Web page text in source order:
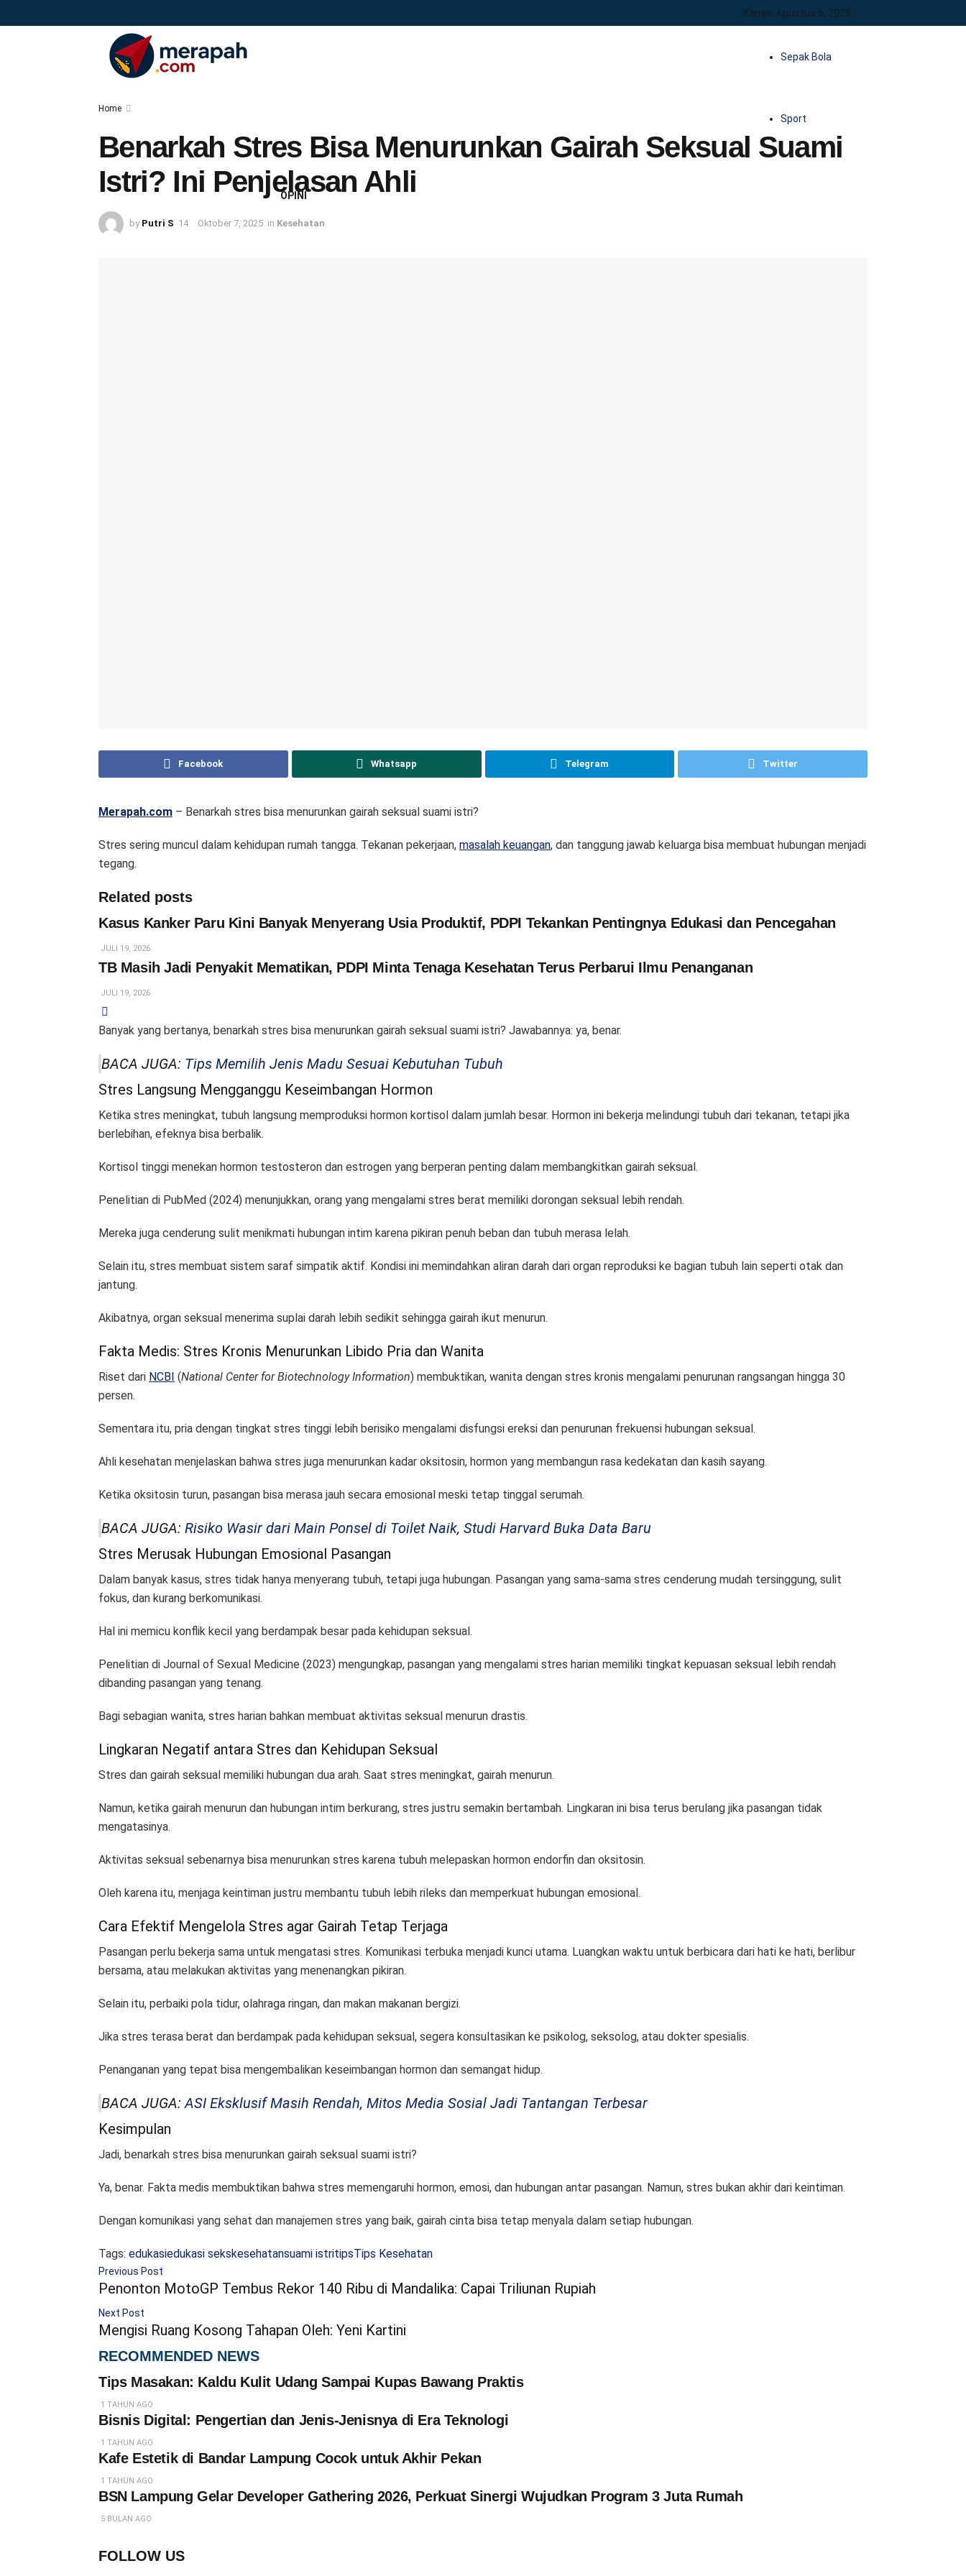
Kamis, Agustus 6, 2026
Sepak Bola
Sport
OPINI
Home
Benarkah Stres Bisa Menurunkan Gairah Seksual Suami
Istri? Ini Penjelasan Ahli
by Putri S Oktober 7, 2025 in Kesehatan
Facebook Whatsapp Telegram Twitter
Merapah.com – Benarkah stres bisa menurunkan gairah seksual suami istri?
Stres sering muncul dalam kehidupan rumah tangga. Tekanan pekerjaan, masalah keuangan, dan tanggung jawab keluarga bisa membuat hubungan menjadi
tegang.
Related posts
Kasus Kanker Paru Kini Banyak Menyerang Usia Produktif, PDPI Tekankan Pentingnya Edukasi dan Pencegahan
JULI 19, 2026
TB Masih Jadi Penyakit Mematikan, PDPI Minta Tenaga Kesehatan Terus Perbarui Ilmu Penanganan
JULI 19, 2026
Banyak yang bertanya, benarkah stres bisa menurunkan gairah seksual suami istri? Jawabannya: ya, benar.
BACA JUGA: Tips Memilih Jenis Madu Sesuai Kebutuhan Tubuh
Stres Langsung Mengganggu Keseimbangan Hormon
Ketika stres meningkat, tubuh langsung memproduksi hormon kortisol dalam jumlah besar. Hormon ini bekerja melindungi tubuh dari tekanan, tetapi jika
berlebihan, efeknya bisa berbalik.
Kortisol tinggi menekan hormon testosteron dan estrogen yang berperan penting dalam membangkitkan gairah seksual.
Penelitian di PubMed (2024) menunjukkan, orang yang mengalami stres berat memiliki dorongan seksual lebih rendah.
Mereka juga cenderung sulit menikmati hubungan intim karena pikiran penuh beban dan tubuh merasa lelah.
Selain itu, stres membuat sistem saraf simpatik aktif. Kondisi ini memindahkan aliran darah dari organ reproduksi ke bagian tubuh lain seperti otak dan
jantung.
Akibatnya, organ seksual menerima suplai darah lebih sedikit sehingga gairah ikut menurun.
Fakta Medis: Stres Kronis Menurunkan Libido Pria dan Wanita
Riset dari NCBI (National Center for Biotechnology Information) membuktikan, wanita dengan stres kronis mengalami penurunan rangsangan hingga 30
persen.
Sementara itu, pria dengan tingkat stres tinggi lebih berisiko mengalami disfungsi ereksi dan penurunan frekuensi hubungan seksual.
Ahli kesehatan menjelaskan bahwa stres juga menurunkan kadar oksitosin, hormon yang membangun rasa kedekatan dan kasih sayang.
Ketika oksitosin turun, pasangan bisa merasa jauh secara emosional meski tetap tinggal serumah.
BACA JUGA: Risiko Wasir dari Main Ponsel di Toilet Naik, Studi Harvard Buka Data Baru
Stres Merusak Hubungan Emosional Pasangan
Dalam banyak kasus, stres tidak hanya menyerang tubuh, tetapi juga hubungan. Pasangan yang sama-sama stres cenderung mudah tersinggung, sulit
fokus, dan kurang berkomunikasi.
Hal ini memicu konflik kecil yang berdampak besar pada kehidupan seksual.
Penelitian di Journal of Sexual Medicine (2023) mengungkap, pasangan yang mengalami stres harian memiliki tingkat kepuasan seksual lebih rendah
dibanding pasangan yang tenang.
Bagi sebagian wanita, stres harian bahkan membuat aktivitas seksual menurun drastis.
Lingkaran Negatif antara Stres dan Kehidupan Seksual
Stres dan gairah seksual memiliki hubungan dua arah. Saat stres meningkat, gairah menurun.
Namun, ketika gairah menurun dan hubungan intim berkurang, stres justru semakin bertambah. Lingkaran ini bisa terus berulang jika pasangan tidak
mengatasinya.
Aktivitas seksual sebenarnya bisa menurunkan stres karena tubuh melepaskan hormon endorfin dan oksitosin.
Oleh karena itu, menjaga keintiman justru membantu tubuh lebih rileks dan memperkuat hubungan emosional.
Cara Efektif Mengelola Stres agar Gairah Tetap Terjaga
Pasangan perlu bekerja sama untuk mengatasi stres. Komunikasi terbuka menjadi kunci utama. Luangkan waktu untuk berbicara dari hati ke hati, berlibur
bersama, atau melakukan aktivitas yang menenangkan pikiran.
Selain itu, perbaiki pola tidur, olahraga ringan, dan makan makanan bergizi.
Jika stres terasa berat dan berdampak pada kehidupan seksual, segera konsultasikan ke psikolog, seksolog, atau dokter spesialis.
Penanganan yang tepat bisa mengembalikan keseimbangan hormon dan semangat hidup.
BACA JUGA:ASI Eksklusif Masih Rendah, Mitos Media Sosial Jadi Tantangan Terbesar
Kesimpulan
Jadi, benarkah stres bisa menurunkan gairah seksual suami istri?
Ya, benar. Fakta medis membuktikan bahwa stres memengaruhi hormon, emosi, dan hubungan antar pasangan. Namun, stres bukan akhir dari keintiman.
Dengan komunikasi yang sehat dan manajemen stres yang baik, gairah cinta bisa tetap menyala dalam setiap hubungan.
Tags: edukasiedukasi sekskesehatansuami istritipsTips Kesehatan
Previous Post
Penonton MotoGP Tembus Rekor 140 Ribu di Mandalika: Capai Triliunan Rupiah
Next Post
Mengisi Ruang Kosong Tahapan Oleh: Yeni Kartini
RECOMMENDED NEWS
Tips Masakan: Kaldu Kulit Udang Sampai Kupas Bawang Praktis
1 TAHUN AGO
Bisnis Digital: Pengertian dan Jenis-Jenisnya di Era Teknologi
1 TAHUN AGO
Kafe Estetik di Bandar Lampung Cocok untuk Akhir Pekan
1 TAHUN AGO
BSN Lampung Gelar Developer Gathering 2026, Perkuat Sinergi Wujudkan Program 3 Juta Rumah
5 BULAN AGO
FOLLOW US